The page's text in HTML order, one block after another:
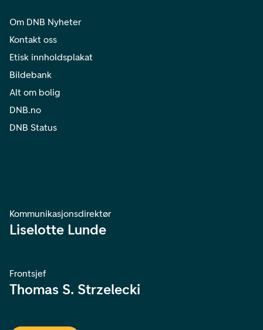
Om DNB Nyheter
Kontakt oss
Etisk innholdsplakat
Bildebank
Alt om bolig
DNB.no
DNB Status
Kommunikasjonsdirektør
Liselotte Lunde
Frontsjef
Thomas S. Strzelecki